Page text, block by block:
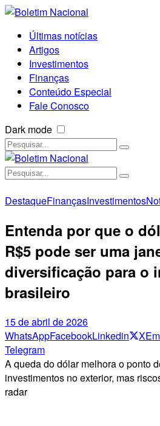
Últimas notícias
Artigos
Investimentos
Finanças
Conteúdo Especial
Fale Conosco
Dark mode
DestaqueFinançasInvestimentos
Entenda por que o
R$5 pode ser uma
diversificação para o
brasileiro
15 de abril de 2026
WhatsAppFacebookLinkedin X
Telegram
A queda do dólar melhora o ponto
investimentos no exterior, mas
radar